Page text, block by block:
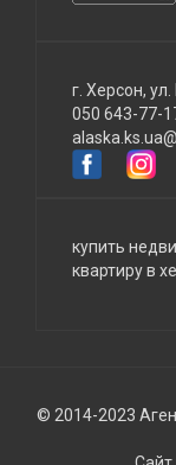
г. Херсон,
050 643-77-
купить
квартиру в
© 2014-2023